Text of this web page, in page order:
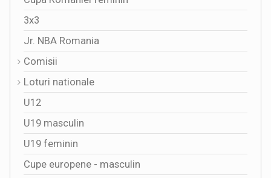
3x3
Jr. NBA Romania
Comisii
Loturi nationale
U12
U19 masculin
U19 feminin
Cupe europene - masculin